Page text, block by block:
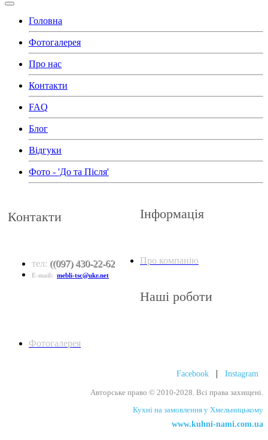
Головна
Фотогалерея
Про нас
Контакти
FAQ
Блог
Відгуки
Фото - 'До та Після'
Контакти
тел: ((097) 430-22-62
E-mail: mebli-tsc@ukr.net
Інформація
Про компанію
Наші роботи
Фотогалерея
Facebook | Instagram
Авторське право © 2010-2028. Всі права захищені.
Кухні на замовлення у Хмельницькому
www.kuhni-nami.com.ua